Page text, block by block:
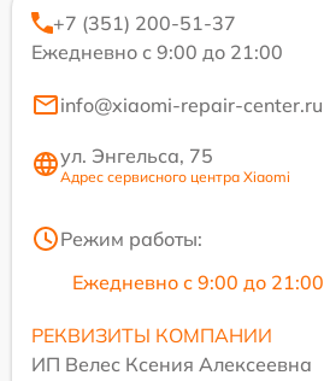
+7 (351) 200-51-37
Ежедневно с 9:00 до 21:00
info@xiaomi-repair-center.ru
ул. Энгельса, 75
Адрес сервисного центра Xiaomi
Режим работы:
Ежедневно с 9:00 до 21:00
РЕКВИЗИТЫ КОМПАНИИ
ИП Велес Ксения Алексеевна